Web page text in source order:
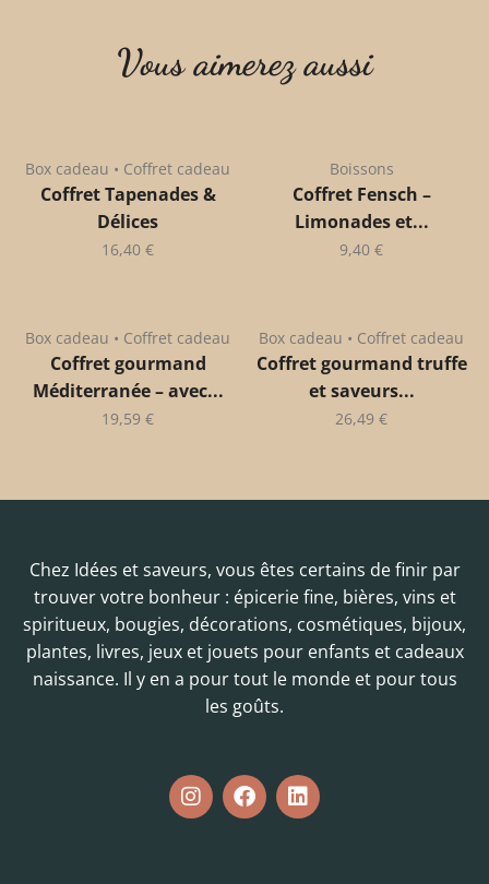
Vous aimerez aussi
Box cadeau • Coffret cadeau
Coffret Tapenades &
Délices
16,40 €
Boissons
Coffret Fensch –
Limonades et...
9,40 €
Box cadeau • Coffret cadeau
Coffret gourmand
Méditerranée – avec...
19,59 €
Box cadeau • Coffret cadeau
Coffret gourmand truffe
et saveurs...
26,49 €
Chez Idées et saveurs, vous êtes certains de finir par
trouver votre bonheur : épicerie fine, bières, vins et
spiritueux, bougies, décorations, cosmétiques, bijoux,
plantes, livres, jeux et jouets pour enfants et cadeaux
naissance. Il y en a pour tout le monde et pour tous
les goûts.